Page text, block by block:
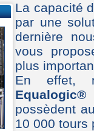
La capacité
par une
dernière
vous
plus
En effet,
Equalogic®
possèdent
10 000 tours